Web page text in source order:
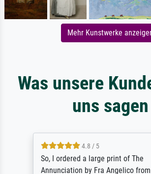
Mehr Kunstwerke
Was unsere
uns sagen
4.8 / 5
So, I ordered a large print of The
Annunciation by Fra Angelico